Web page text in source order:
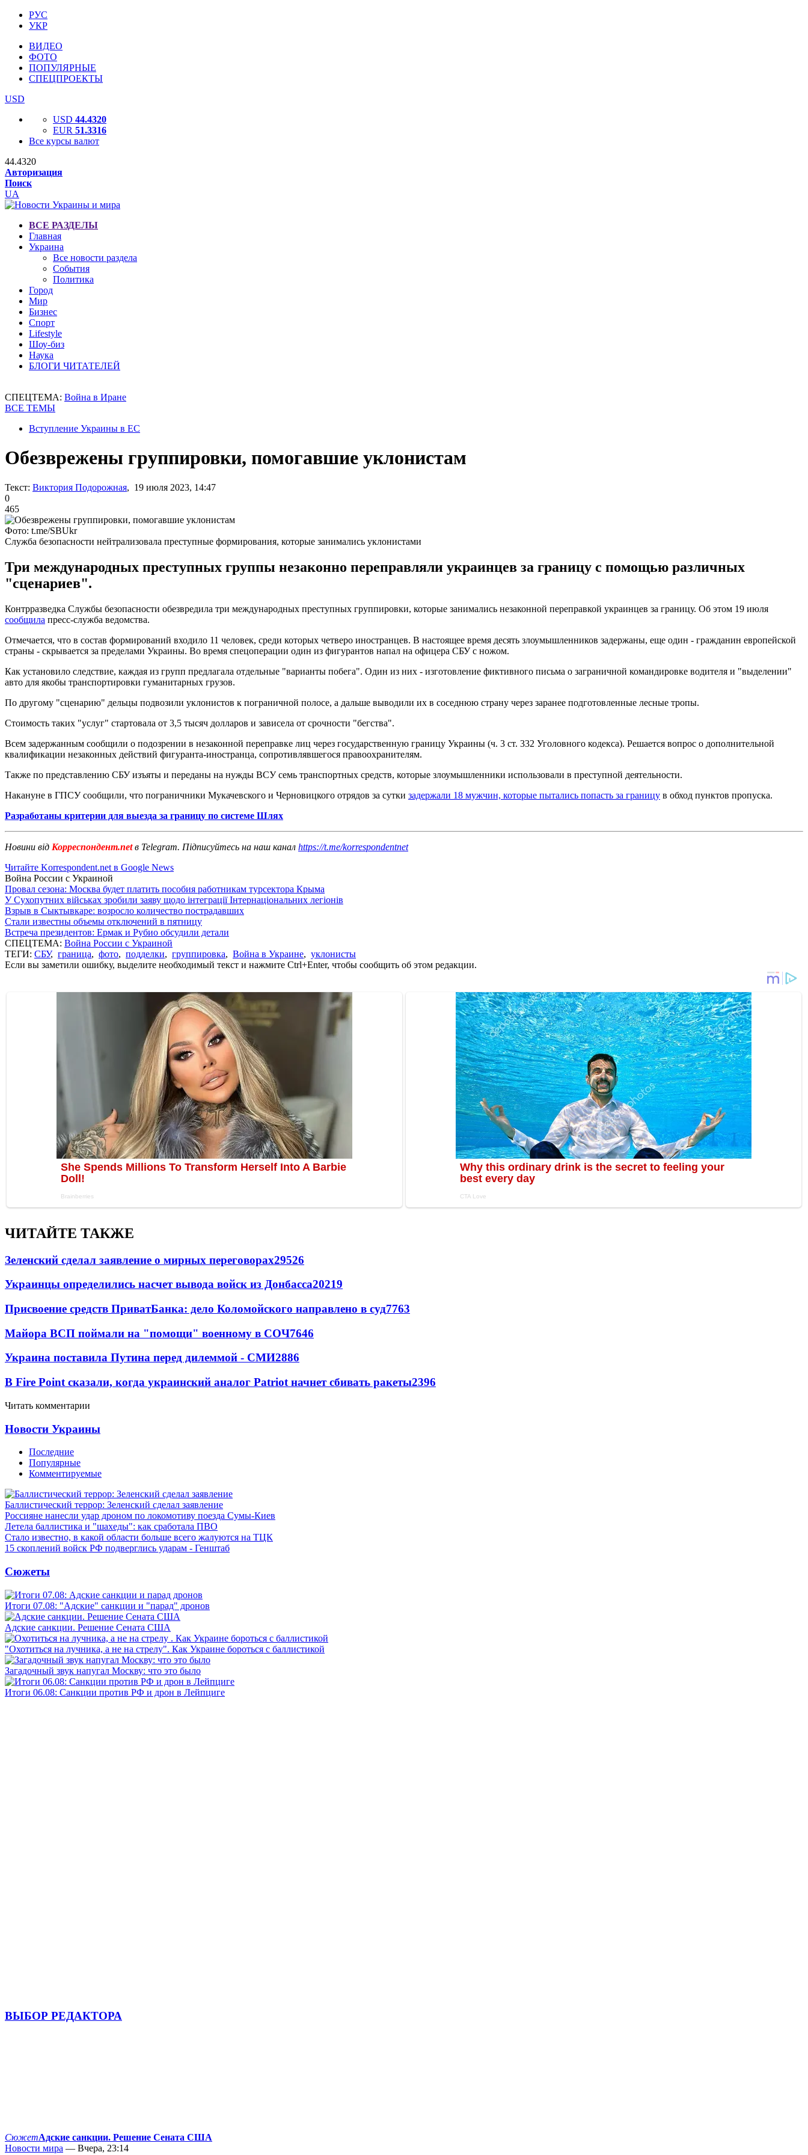
РУС
УКР
ВИДЕО
ФОТО
ПОПУЛЯРНЫЕ
СПЕЦПРОЕКТЫ
USD
USD 44.4320
EUR 51.3316
Все курсы валют
44.4320
Авторизация
Поиск
UA
ВСЕ РАЗДЕЛЫ
Главная
Украина
Все новости раздела
События
Политика
Город
Мир
Бизнес
Спорт
Lifestyle
Шоу-биз
Наука
БЛОГИ ЧИТАТЕЛЕЙ
СПЕЦТЕМА: Война в Иране
ВСЕ ТЕМЫ
Вступление Украины в ЕС
Обезврежены группировки, помогавшие уклонистам
Текст: Виктория Подорожная, 19 июля 2023, 14:47
0
465
Фото: t.me/SBUkr
Служба безопасности нейтрализовала преступные формирования, которые занимались уклонистами
Три международных преступных группы незаконно переправляли украинцев за границу с помощью различных
"сценариев".
Контрразведка Службы безопасности обезвредила три международных преступных группировки, которые занимались незаконной переправкой украинцев за границу. Об этом 19 июля
сообщила пресс-служба ведомства.
Отмечается, что в состав формирований входило 11 человек, среди которых четверо иностранцев. В настоящее время десять злоумышленников задержаны, еще один - гражданин европейской
страны - скрывается за пределами Украины. Во время спецоперации один из фигурантов напал на офицера СБУ с ножом.
Как установило следствие, каждая из групп предлагала отдельные "варианты побега". Один из них - изготовление фиктивного письма о заграничной командировке водителя и "выделении"
авто для якобы транспортировки гуманитарных грузов.
По другому "сценарию" дельцы подвозили уклонистов к пограничной полосе, а дальше выводили их в соседнюю страну через заранее подготовленные лесные тропы.
Стоимость таких "услуг" стартовала от 3,5 тысяч долларов и зависела от срочности "бегства".
Всем задержанным сообщили о подозрении в незаконной переправке лиц через государственную границу Украины (ч. 3 ст. 332 Уголовного кодекса). Решается вопрос о дополнительной
квалификации незаконных действий фигуранта-иностранца, сопротивлявшегося правоохранителям.
Также по представлению СБУ изъяты и переданы на нужды ВСУ семь транспортных средств, которые злоумышленники использовали в преступной деятельности.
Накануне в ГПСУ сообщили, что пограничники Мукачевского и Черновицкого отрядов за сутки задержали 18 мужчин, которые пытались попасть за границу в обход пунктов пропуска.
Разработаны критерии для выезда за границу по системе Шлях
Новини від Корреспондент.netв Telegram. Підписуйтесь на наш канал https://t.me/korrespondentnet
Читайте Korrespondent.net в Google News
Война России с Украиной
Провал сезона: Москва будет платить пособия работникам турсектора Крыма
У Сухопутних військах зробили заяву щодо інтеграції Інтернаціональних легіонів
Взрыв в Сыктывкаре: возросло количество пострадавших
Стали известны объемы отключений в пятницу
Встреча президентов: Ермак и Рубио обсудили детали
СПЕЦТЕМА: Война России с Украиной
ТЕГИ: СБУ, граница, фото, подделки, группировка, Война в Украине, уклонисты
Если вы заметили ошибку, выделите необходимый текст и нажмите Ctrl+Enter, чтобы сообщить об этом редакции.
ЧИТАЙТЕ ТАКЖЕ
Зеленский сделал заявление о мирных переговорах29526
Украинцы определились насчет вывода войск из Донбасса20219
Присвоение средств ПриватБанка: дело Коломойского направлено в суд7763
Майора ВСП поймали на "помощи" военному в СОЧ7646
Украина поставила Путина перед дилеммой - СМИ2886
В Fire Point сказали, когда украинский аналог Patriot начнет сбивать ракеты2396
Читать комментарии
Новости Украины
Последние
Популярные
Комментируемые
Баллистический террор: Зеленский сделал заявление
Россияне нанесли удар дроном по локомотиву поезда Сумы-Киев
Летела баллистика и "шахеды": как сработала ПВО
Стало известно, в какой области больше всего жалуются на ТЦК
15 скоплений войск РФ подверглись ударам - Генштаб
Сюжеты
Итоги 07.08: "Адские" санкции и "парад" дронов
Адские санкции. Решение Сената США
"Охотиться на лучника, а не на стрелу". Как Украине бороться с баллистикой
Загадочный звук напугал Москву: что это было
Итоги 06.08: Санкции против РФ и дрон в Лейпциге
ВЫБОР РЕДАКТОРА
СюжетАдские санкции. Решение Сената США
Новости мира — Вчера, 23:14